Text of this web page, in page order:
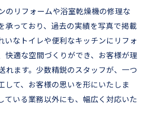
のリフォームや浴室乾燥機の修理な
承っており、過去の実績を写真で掲載
いなトイレや便利なキッチンにリフォ
快適な空間づくりができ、お客様が理
れます。少数精鋭のスタッフが、一つ
して、お客様の思いを形にいたしま
ている業務以外にも、幅広く対応いた